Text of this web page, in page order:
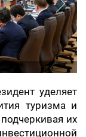
уделяет
туризма и
их